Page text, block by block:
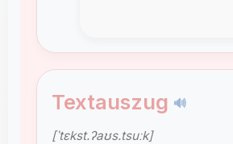
Textauszug 🔊
[ˈtɛkst.ʔaʊs.tsuːk]